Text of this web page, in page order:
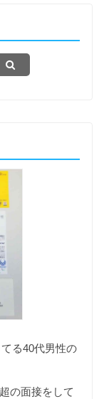
る40代男性の
の面接をして